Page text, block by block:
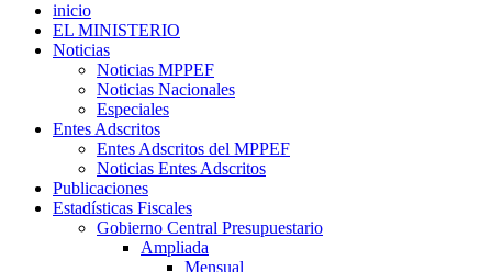
inicio
EL MINISTERIO
Noticias
Noticias MPPEF
Noticias Nacionales
Especiales
Entes Adscritos
Entes Adscritos del MPPEF
Noticias Entes Adscritos
Publicaciones
Estadísticas Fiscales
Gobierno Central Presupuestario
Ampliada
Mensual